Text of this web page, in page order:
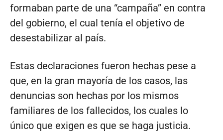
formaban parte de una “campaña” en contra
del gobierno, el cual tenía el objetivo de
desestabilizar al país.
Estas declaraciones fueron hechas pese a
que, en la gran mayoría de los casos, las
denuncias son hechas por los mismos
familiares de los fallecidos, los cuales lo
único que exigen es que se haga justicia.